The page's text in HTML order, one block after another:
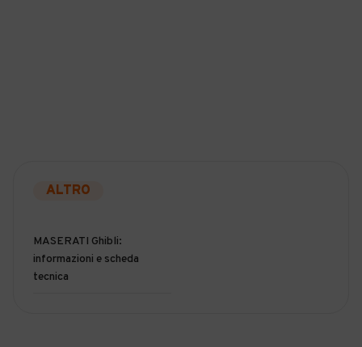
ALTRO
MASERATI Ghibli:
informazioni e scheda
tecnica